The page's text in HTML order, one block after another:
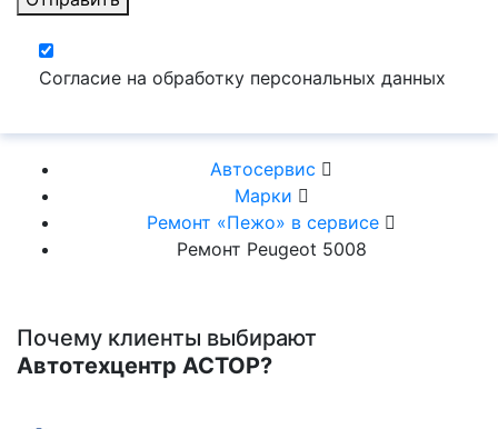
Согласие на обработку персональных данных
Автосервис
Марки
Ремонт «Пежо» в сервисе
Ремонт Peugeot 5008
Почему клиенты выбирают
Автотехцентр АСТОР?